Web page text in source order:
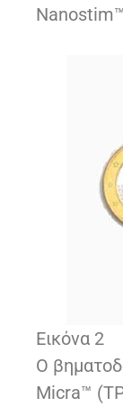
Εικόνα 2
Ο
Micra™